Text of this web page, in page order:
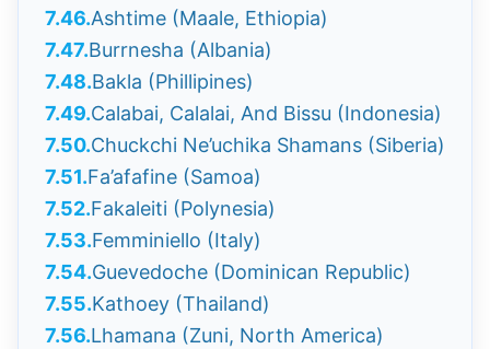
7.46.Ashtime (Maale, Ethiopia)
7.47. Burrnesha (Albania)
7.48. Bakla (Phillipines)
7.49.Calabai, Calalai, And Bissu (Indonesia)
7.50.Chuckchi Ne’uchika Shamans (Siberia)
7.51. Fa’afafine (Samoa)
7.52. Fakaleiti (Polynesia)
7.53. Femminiello (Italy)
7.54.Guevedoche (Dominican Republic)
7.55. Kathoey (Thailand)
7.56. Lhamana (Zuni, North America)